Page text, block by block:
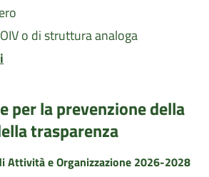
o di struttura analoga
per la prevenzione della
trasparenza
Attività e Organizzazione 2026-2028